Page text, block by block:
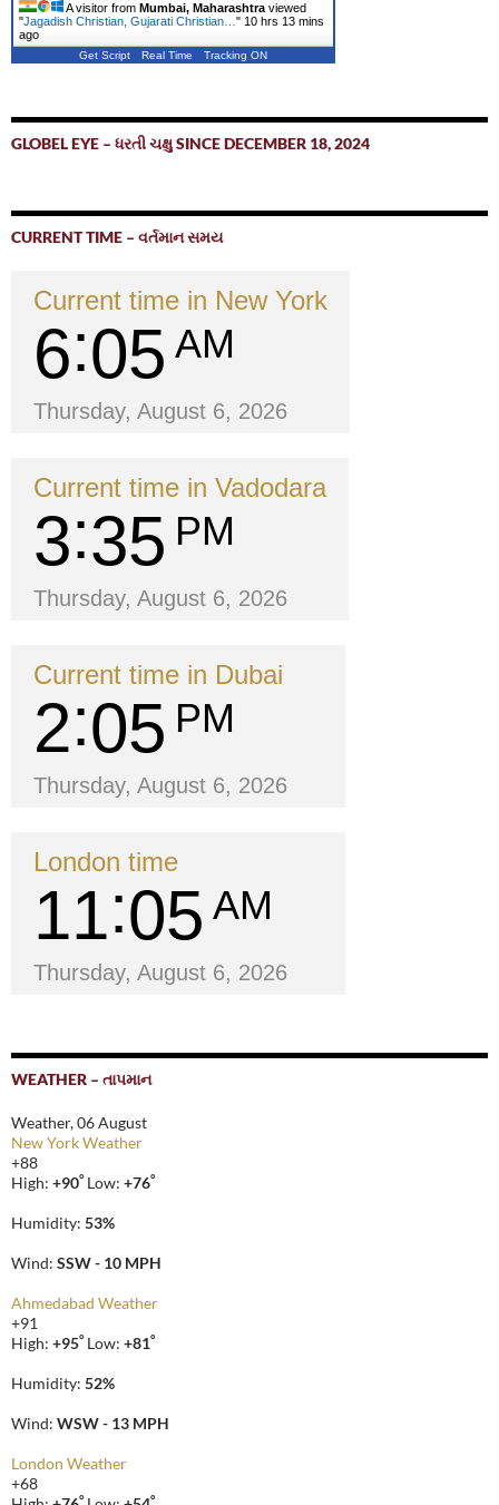
A visitor from Mumbai, Maharashtra viewed
"Jagadish Christian, Gujarati Christian… " 10 hrs 13 mins
ago
Get Script Real Time Tracking ON
GLOBEL EYE – ધરતી ચક્ષુ SINCE DECEMBER 18, 2024
CURRENT TIME – વર્તમાન સમય
Current time in New York
6 05 AM
Thursday, August 6, 2026
Current time in Vadodara
3 35 PM
Thursday, August 6, 2026
Current time in Dubai
2 05 PM
Thursday, August 6, 2026
London time
11 05 AM
Thursday, August 6, 2026
WEATHER – તાપમાન
Weather, 06 August
New York Weather
+88
High: +90° Low: +76°
Humidity: 53%
Wind: SSW - 10 MPH
Ahmedabad Weather
+91
High: +95° Low: +81°
Humidity: 52%
Wind: WSW - 13 MPH
London Weather
+68
° °